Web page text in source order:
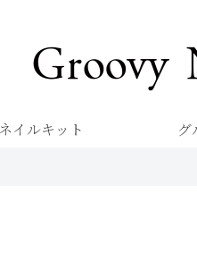
ネイルキット グ